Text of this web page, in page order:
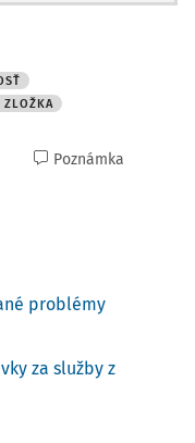
ZLOŽKA
Poznámka
problémy
za služby z